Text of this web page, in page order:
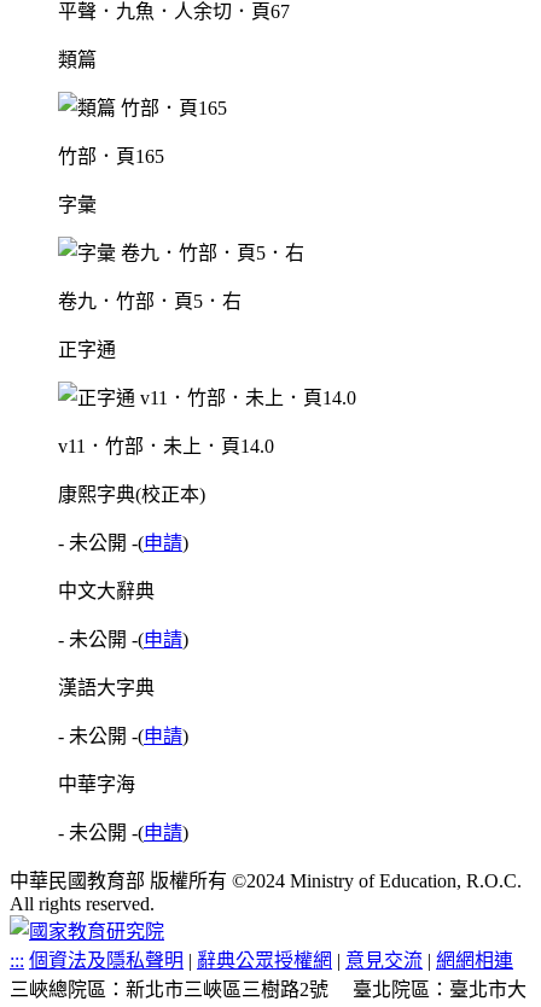
平聲．九魚．人余切．頁67
類篇
竹部．頁165
字彙
卷九．竹部．頁5．右
正字通
v11．竹部．未上．頁14.0
康熙字典(校正本)
- 未公開 -(申請)
中文大辭典
- 未公開 -(申請)
漢語大字典
- 未公開 -(申請)
中華字海
- 未公開 -(申請)
中華民國教育部 版權所有 ©2024 Ministry of Education, R.O.C.
All rights reserved.
::: 個資法及隱私聲明 | 辭典公眾授權網 | 意見交流 | 網網相連
三峽總院區：新北市三峽區三樹路2號
臺北院區：臺北市大